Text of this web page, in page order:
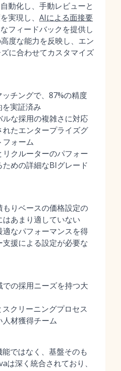
動化し、手動レビューと
実現し、 AIによる面接要
フィードバックを提供し
度な能力を反映し、エン
に合わせてカスタマイズ
チングで、87%の精度
を実証済み
な採用の複雑さに対応
たエンタープライズグ
フォーム
クルーターのパフォー
めの詳細なBIグレード
りベースの価格設定の
あまり適していない
なパフォーマンスを得
支援による設定が必要な
の採用ニーズを持つ大
クリーニングプロセス
材獲得チーム
ではなく、基盤そのも
は深く統合されており、